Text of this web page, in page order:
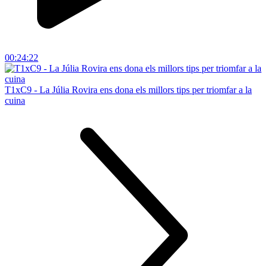
00:24:22
T1xC9 - La Júlia Rovira ens dona els millors tips per triomfar a la
cuina